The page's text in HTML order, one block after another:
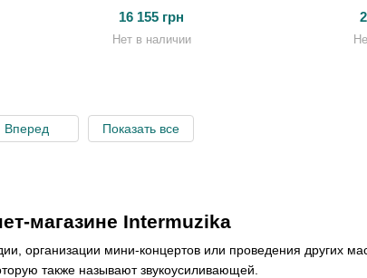
магазине Intermuzika
организации мини-концертов или проведения других
также называют звукоусиливающей.
16 155 грн
Нет в наличии
Вперед Показать все